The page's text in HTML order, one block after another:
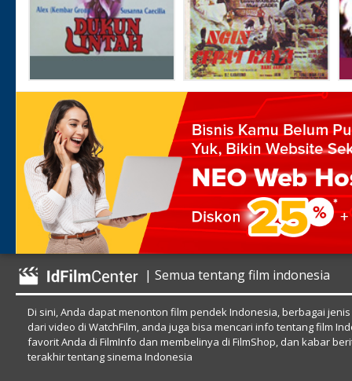
| Semua tentang film indonesia
Di sini, Anda dapat menonton film pendek Indonesia, berbagai
dari video di WatchFilm, anda juga bisa mencari info tentang film
favorit Anda di FilmInfo dan membelinya di FilmShop, dan kabar
terakhir tentang sinema Indonesia